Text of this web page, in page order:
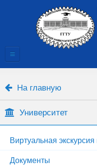
На главную
Университет
Виртуальная
Документы